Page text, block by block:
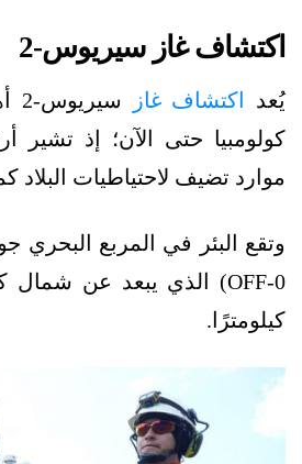
اكتشاف غاز سيريوس-2
يُعد اكتشاف غاز
كولومبيا حتى الآن؛ إذ تشير
موارد تضيف لاحتياطيات البلاد
كيلومترًا.